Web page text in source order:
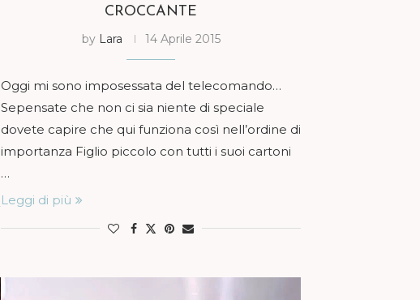
CROCCANTE
by Lara 14 Aprile 2015
Oggi mi sono imposessata del telecomando…
Sepensate che non ci sia niente di speciale
dovete capire che qui funziona così nell’ordine di
importanza Figlio piccolo con tutti i suoi cartoni
…
Leggi di più